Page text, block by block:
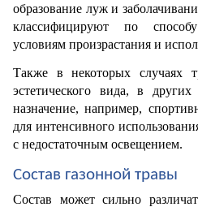
образование луж и
классифицируют по
условиям произрастания и
Также в некоторых случаях
эстетического вида, в
назначение, например,
для интенсивного
с недостаточным освещением.
Состав газонной травы
Состав может сильно